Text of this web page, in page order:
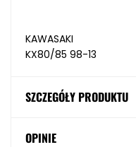
KAWASAKI
KX80/85 98-13
SZCZEGÓŁY PRODUKTU
OPINIE